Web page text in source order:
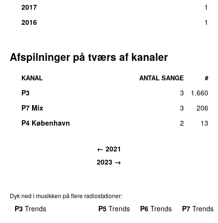
2017
1
2016
1
Afspilninger på tværs af kanaler
KANAL ANTAL SANGE #
P3 3
1.660
P7 Mix
3
206
P4 København
2 13
← 2021
2023 →
Dyk ned i musikken på flere radiostationer:
P3 Trends P5 Trends P6 Trends P7 Trends